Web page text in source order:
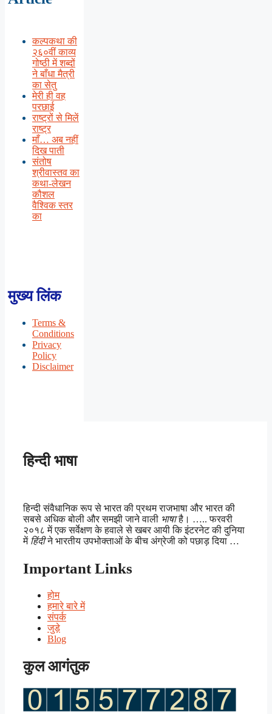
कल्पकथा की
२६०वीं काव्य
गोष्ठी में शब्दों
ने बाँधा मैत्री
का सेतु
मेरी ही वह
परछाई
राष्ट्रों से मिलें
राष्ट्र
माँ… अब नहीं
दिख पाती
संतोष
श्रीवास्तव का
कथा-लेखन
कौशल
वैश्विक स्तर
का
मुख्य लिंक
Terms &
Conditions
Privacy
Policy
Disclaimer
हिन्दी भाषा
हिन्दी संवैधानिक रूप से भारत की प्रथम राजभाषा और भारत की
सबसे अधिक बोली और समझी जाने वाली भाषाहै। ….. फरवरी
२०१८ में एक सर्वेक्षण के हवाले से खबर आयी कि इंटरनेट की दुनिया
में हिंदीने भारतीय उपभोक्ताओं के बीच अंग्रेजी को पछाड़ दिया …
Important Links
होम
हमारे बारे में
संपर्क
जुड़े
Blog
कुल आगंतुक